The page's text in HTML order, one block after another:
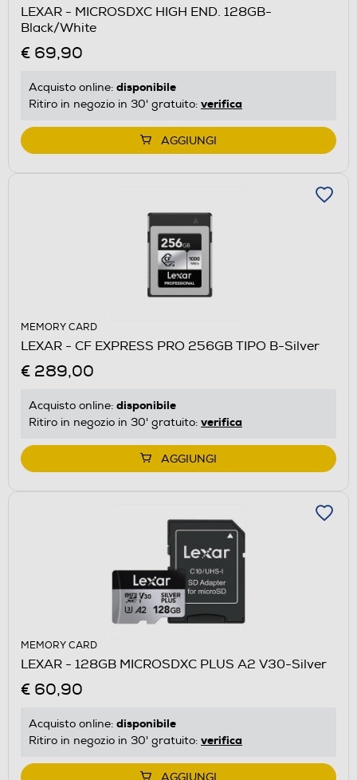
LEXAR - MICROSDXC HIGH END. 128GB-
Black/White
€ 69,90
Acquisto online: disponibile
Ritiro in negozio in 30' gratuito: verifica
AGGIUNGI
MEMORY CARD
LEXAR - CF EXPRESS PRO 256GB TIPO B-Silver
€ 289,00
Acquisto online: disponibile
Ritiro in negozio in 30' gratuito: verifica
AGGIUNGI
MEMORY CARD
LEXAR - 128GB MICROSDXC PLUS A2 V30-Silver
€ 60,90
Acquisto online: disponibile
Ritiro in negozio in 30' gratuito: verifica
AGGIUNGI